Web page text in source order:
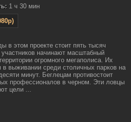
1 ч 30 мин
в этом проекте стоит пять тысяч
начинают масштабный
огромного мегаполиса. Их
в выживании среди столичных парков на
минут. Беглецам противостоит
профессионалов в черном. Эти ловцы
цели ...